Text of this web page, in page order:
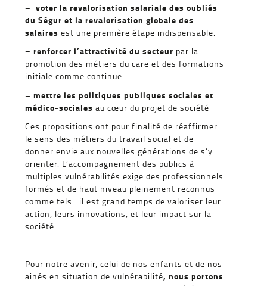
– voter la revalorisation salariale des oubliés
du Ségur et la revalorisation globale des
salaires est une première étape indispensable.
– renforcer l’attractivité du secteur par la
promotion des métiers du care et des formations
initiale comme continue
– mettre les politiques publiques sociales et
médico-sociales au cœur du projet de société
Ces propositions ont pour finalité de réaffirmer
le sens des métiers du travail social et de
donner envie aux nouvelles générations de s’y
orienter. L’accompagnement des publics à
multiples vulnérabilités exige des professionnels
formés et de haut niveau pleinement reconnus
comme tels : il est grand temps de valoriser leur
action, leurs innovations, et leur impact sur la
société.
Pour notre avenir, celui de nos enfants et de nos
ainés en situation de vulnérabilité, nous portons